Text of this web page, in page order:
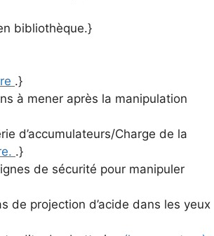
bibliothèque.}
.}
à mener après la manipulation
d’accumulateurs/Charge de la
.}
de sécurité pour manipuler
de projection d’acide dans les yeux